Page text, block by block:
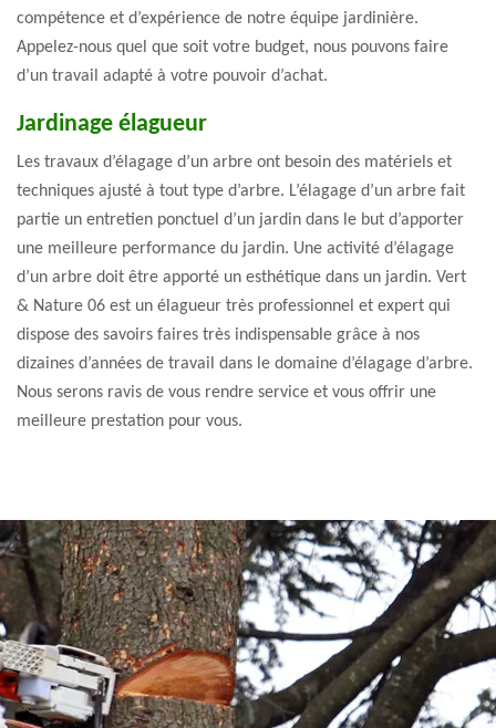
compétence et d’expérience de notre équipe jardinière.
Appelez-nous quel que soit votre budget, nous pouvons faire
d’un travail adapté à votre pouvoir d’achat.
Jardinage élagueur
Les travaux d’élagage d’un arbre ont besoin des matériels et
techniques ajusté à tout type d’arbre. L’élagage d’un arbre fait
partie un entretien ponctuel d’un jardin dans le but d’apporter
une meilleure performance du jardin. Une activité d’élagage
d’un arbre doit être apporté un esthétique dans un jardin. Vert
& Nature 06 est un élagueur très professionnel et expert qui
dispose des savoirs faires très indispensable grâce à nos
dizaines d’années de travail dans le domaine d’élagage d’arbre.
Nous serons ravis de vous rendre service et vous offrir une
meilleure prestation pour vous.